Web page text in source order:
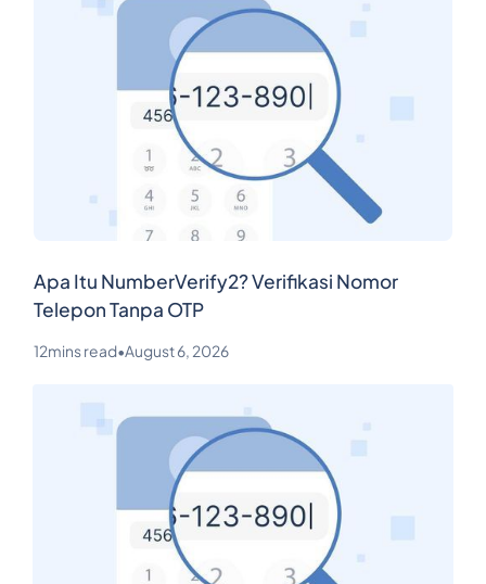
Apa Itu NumberVerify2? Verifikasi Nomor
Telepon Tanpa OTP
12mins read•August 6, 2026